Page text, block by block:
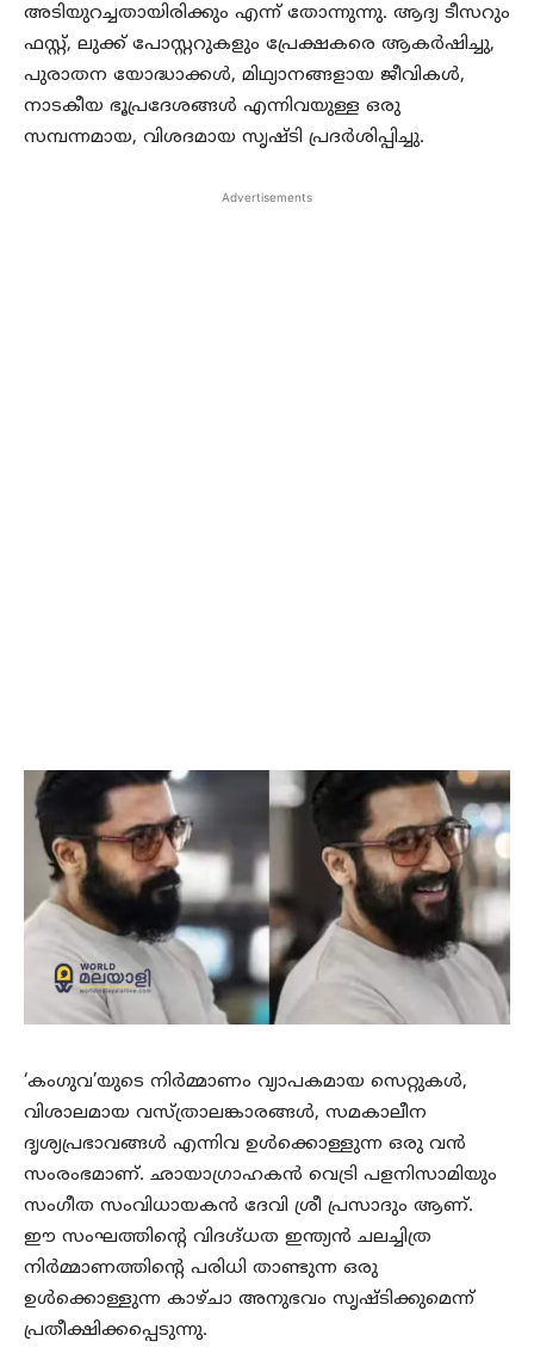
അടിയുറച്ചതായിരിക്കും എന്ന് തോന്നുന്നു. ആദ്യ ടീസറും
ഫസ്റ്റ്, ലുക്ക് പോസ്റ്ററുകളും പ്രേക്ഷകരെ ആകര്‍ഷിച്ചു,
പുരാതന യോദ്ധാക്കള്‍, മിഥ്യാനങ്ങളായ ജീവികള്‍,
നാടകീയ ഭൂപ്രദേശങ്ങള്‍ എന്നിവയുള്ള ഒരു
സമ്പന്നമായ, വിശദമായ സൃഷ്ടി പ്രദര്‍ശിപ്പിച്ചു.
Advertisements
‘കംഗുവ’യുടെ നിര്‍മ്മാണം വ്യാപകമായ സെറ്റുകള്‍,
വിശാലമായ വസ്ത്രാലങ്കാരങ്ങള്‍, സമകാലീന
ദൃശ്യപ്രഭാവങ്ങള്‍ എന്നിവ ഉള്‍ക്കൊള്ളുന്ന ഒരു വന്‍
സംരംഭമാണ്. ഛായാഗ്രാഹകന്‍ വെട്രി പളനിസാമിയും
സംഗീത സംവിധായകന്‍ ദേവി ശ്രീ പ്രസാദും ആണ്.
ഈ സംഘത്തിന്റെ വിദഗ്ദ്ധത ഇന്ത്യന്‍ ചലച്ചിത്ര
നിര്‍മ്മാണത്തിന്റെ പരിധി താണ്ടുന്ന ഒരു
ഉള്‍ക്കൊള്ളുന്ന കാഴ്ചാ അനുഭവം സൃഷ്ടിക്കുമെന്ന്
പ്രതീക്ഷിക്കപ്പെടുന്നു.